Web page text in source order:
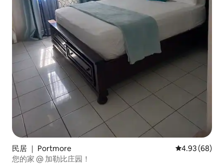
民居 ｜ Portmore 平均评分 4.93
4.93 (68)
您的家 @ 加勒比庄园！